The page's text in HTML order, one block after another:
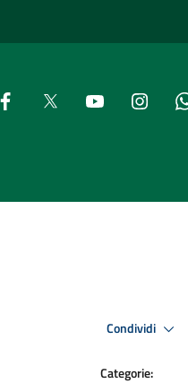
Condividi
Categorie: